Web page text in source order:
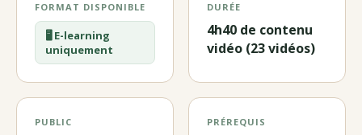
FORMAT DISPONIBLE
🖥️ E-learning
uniquement
DURÉE
4h40 de contenu
vidéo (23 vidéos)
PUBLIC PRÉREQUIS